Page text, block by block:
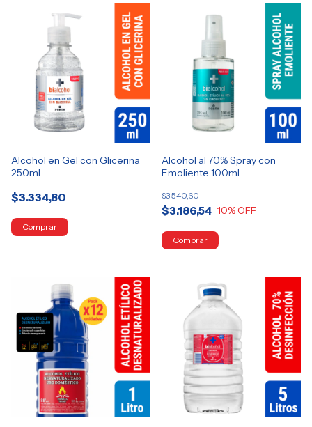
Alcohol en Gel con Glicerina
250ml
$3.334,80
Alcohol al 70% Spray con
Emoliente 100ml
$3.186,54
$3.540,60
10% OFF